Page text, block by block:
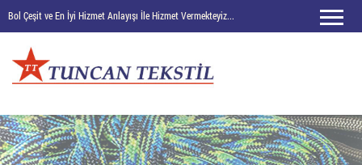
Bol Çeşit ve En İyi Hizmet Anlayışı İle Hizmet Vermekteyiz...